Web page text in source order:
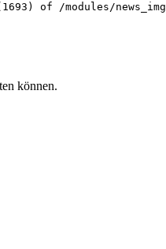
of /modules/
können.